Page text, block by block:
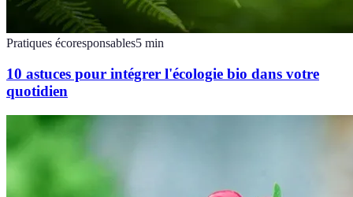
Pratiques écoresponsables5 min
10 astuces pour intégrer l'écologie bio dans votre
quotidien